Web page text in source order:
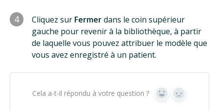
4 Cliquez sur Fermerdans le coin supérieur
gauche pour revenir à la bibliothèque, à partir
de laquelle vous pouvez attribuer le modèle que
vous avez enregistré à un patient.
Cela a-t-il répondu à votre question ? Oui Non